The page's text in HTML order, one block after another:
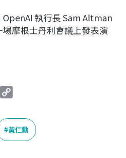
執行長 Sam Altman
摩根士丹利會議上發表演
p
y
L
黃仁勳